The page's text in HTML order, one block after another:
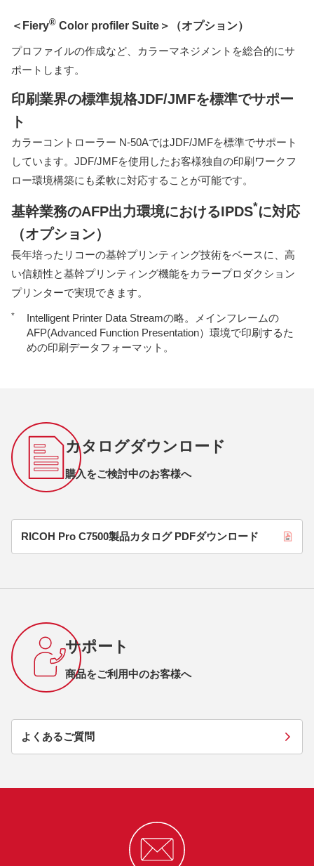
＜Fiery® Color profiler Suite＞（オプション）
プロファイルの作成など、カラーマネジメントを総合的にサ
ポートします。
印刷業界の標準規格JDF/JMFを標準でサポー
ト
カラーコントローラー N-50AではJDF/JMFを標準でサポート
しています。JDF/JMFを使用したお客様独自の印刷ワークフ
ロー環境構築にも柔軟に対応することが可能です。
基幹業務のAFP出力環境におけるIPDS*に対応
（オプション）
長年培ったリコーの基幹プリンティング技術をベースに、高
い信頼性と基幹プリンティング機能をカラープロダクション
プリンターで実現できます。
*
Intelligent Printer Data Streamの略。メインフレームの
AFP(Advanced Function Presentation）環境で印刷するた
めの印刷データフォーマット。
カタログダウンロード
購入をご検討中のお客様へ
RICOH Pro C7500製品カタログ PDFダウンロード
サポート
商品をご利用中のお客様へ
よくあるご質問